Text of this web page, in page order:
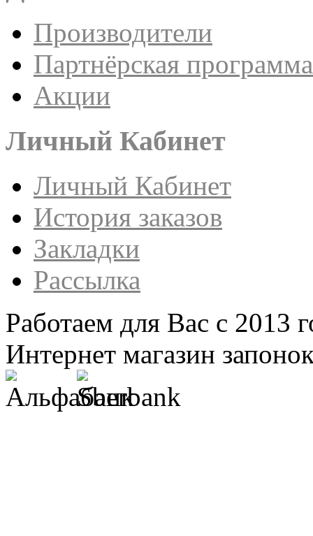
Производители
Партнёрская программа
Акции
Личный Кабинет
Личный Кабинет
История заказов
Закладки
Рассылка
Работаем для Вас с 2013
Интернет магазин